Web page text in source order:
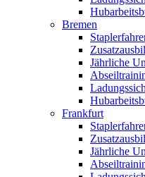
Bremen
Jährliche
Frankfurt
Jährliche